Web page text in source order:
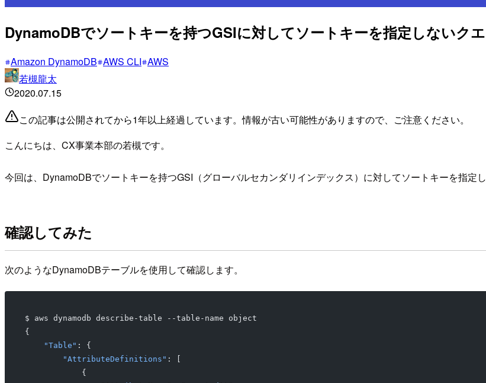
DynamoDBでソートキーを持つGSIに対してソートキーを指定しないク
Amazon DynamoDB AWS CLI AWS
若槻龍太
2020.07.15
この記事は公開されてから1年以上経過しています。情報が古い可能性がありますので、ご注意ください。
こんにちは、CX事業本部の若槻です。
今回は、DynamoDBでソートキーを持つGSI（グローバルセカンダリインデックス）に対してソートキーを指定
確認してみた
次のようなDynamoDBテーブルを使用して確認します。
$ aws dynamodb describe-table --table-name object
{
    "Table"
: {
        "AttributeDefinitions"
: [
            {